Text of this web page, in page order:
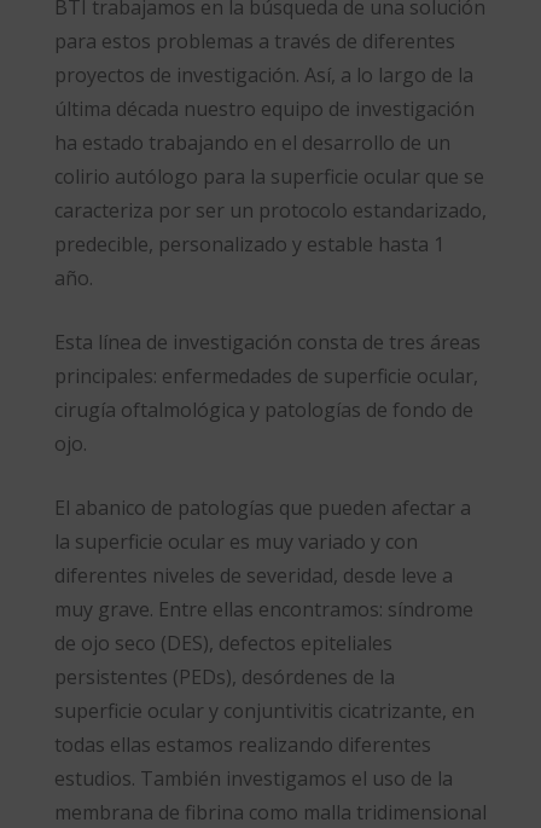
BTI trabajamos en la búsqueda de una solución
para estos problemas a través de diferentes
proyectos de investigación. Así, a lo largo de la
última década nuestro equipo de investigación
ha estado trabajando en el desarrollo de un
colirio autólogo para la superficie ocular que se
caracteriza por ser un protocolo estandarizado,
predecible, personalizado y estable hasta 1
año.
Esta línea de investigación consta de tres áreas
principales: enfermedades de superficie ocular,
cirugía oftalmológica y patologías de fondo de
ojo.
El abanico de patologías que pueden afectar a
la superficie ocular es muy variado y con
diferentes niveles de severidad, desde leve a
muy grave. Entre ellas encontramos: síndrome
de ojo seco (DES), defectos epiteliales
persistentes (PEDs), desórdenes de la
superficie ocular y conjuntivitis cicatrizante, en
todas ellas estamos realizando diferentes
estudios. También investigamos el uso de la
membrana de fibrina como malla tridimensional